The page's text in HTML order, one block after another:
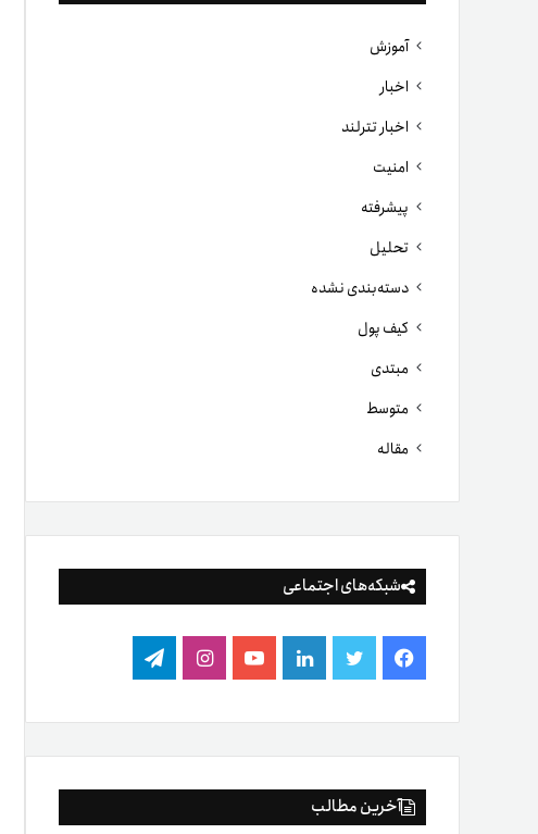
آموزش
اخبار
اخبار تترلند
امنیت
پیشرفته
تحلیل
دسته‌بندی نشده
کیف پول
مبتدی
متوسط
مقاله
شبکه‌های اجتماعی
فیس
بوک
توییتر لینکدینیوتیوباینستاگرام
تلگرام
آخرین مطالب